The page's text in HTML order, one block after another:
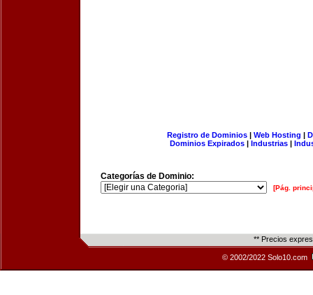
Registro de Dominios| Web Hosting |
Dominios Expirados | Industrias |
Categorías de Dominio:
[Pág.
** Precios
© 2002/2022 Solo10.com